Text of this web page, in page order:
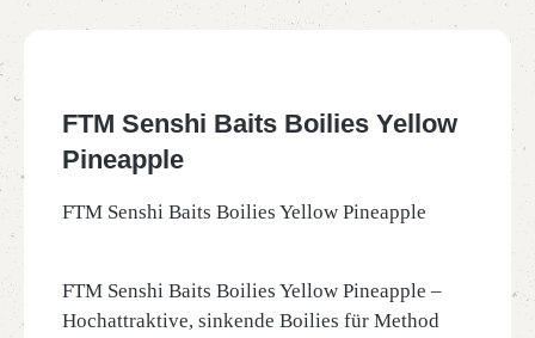
FTM Senshi Baits Boilies Yellow
Pineapple
FTM Senshi Baits Boilies Yellow Pineapple
FTM Senshi Baits Boilies Yellow Pineapple –
Hochattraktive, sinkende Boilies für Method